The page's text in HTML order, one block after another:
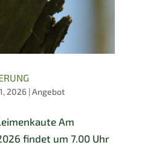
2026|Angebot
Am
findet um 7.00 Uhr